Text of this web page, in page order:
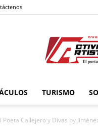
TURISMO
Poeta Callejero y Divas by